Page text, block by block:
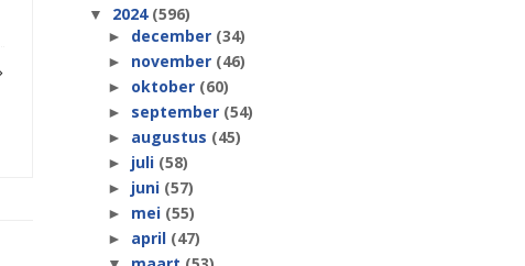
▼ 2024 (596)
► december (34)
► november (46)
► oktober (60)
► september (54)
► augustus (45)
► juli (58)
► juni (57)
► mei (55)
► april (47)